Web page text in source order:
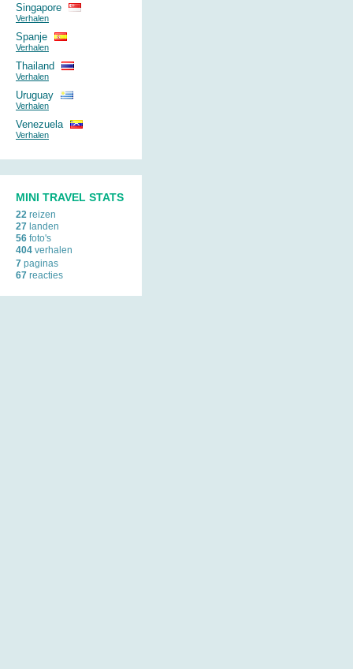
Singapore
Verhalen
Spanje
Verhalen
Thailand
Verhalen
Uruguay
Verhalen
Venezuela
Verhalen
MINI TRAVEL STATS
22 reizen
27 landen
56 foto's
404 verhalen
7 paginas
67 reacties